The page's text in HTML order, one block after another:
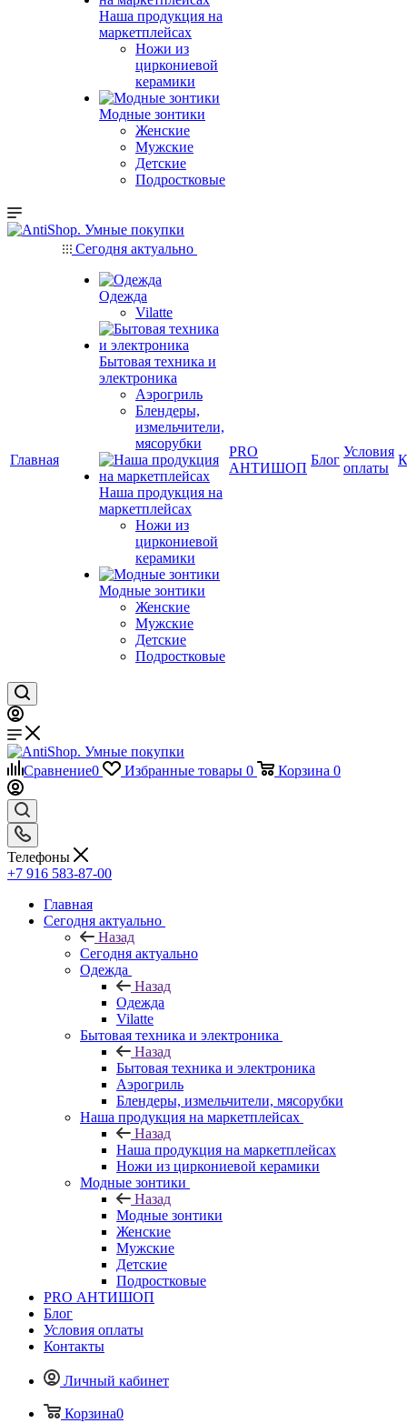
Наша продукция на
маркетплейсах
Ножи из
циркониевой
керамики
Модные зонтики
Женские
Мужские
Детские
Подростковые
Главная
Сегодня актуально
Одежда
Vilatte
Бытовая техника и
электроника
Аэрогриль
Блендеры,
измельчители,
мясорубки
Наша продукция на
маркетплейсах
Ножи из
циркониевой
керамики
Модные зонтики
Женские
Мужские
Детские
Подростковые
PRO
АНТИШОП
Блог
Условия
оплаты
Сравнение0 Избранные товары 0 Корзина 0
Телефоны
+7 916 583-87-00
Главная
Сегодня актуально
Назад
Сегодня актуально
Одежда
Назад
Одежда
Vilatte
Бытовая техника и электроника
Назад
Бытовая техника и электроника
Аэрогриль
Блендеры, измельчители, мясорубки
Наша продукция на маркетплейсах
Назад
Наша продукция на маркетплейсах
Ножи из циркониевой керамики
Модные зонтики
Назад
Модные зонтики
Женские
Мужские
Детские
Подростковые
PRO АНТИШОП
Блог
Условия оплаты
Контакты
Личный кабинет
Корзина0